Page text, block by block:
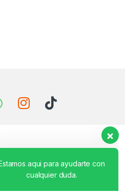
Estamos aqui para ayudarte con
Hola. ¿Necesitas ayuda con